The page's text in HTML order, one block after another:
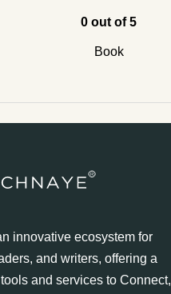
0 out of 5
Book
innovative ecosystem for
and writers, offering a
and services to Connect,